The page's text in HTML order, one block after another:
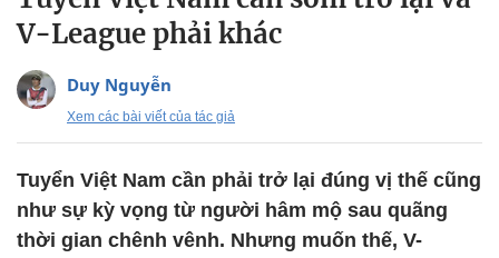
V-League phải khác
Duy Nguyễn
Xem các bài viết của tác giả
Tuyển Việt Nam cần phải trở lại đúng vị thế cũng
như sự kỳ vọng từ người hâm mộ sau quãng
thời gian chênh vênh. Nhưng muốn thế, V-